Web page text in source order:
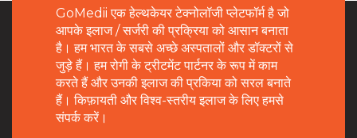
GoMedii एक हेल्थकेयर टेक्नोलॉजी प्लेटफॉर्म है जो
आपके इलाज / सर्जरी की प्रक्रिया को आसान बनाता
है। हम भारत के सबसे अच्छे अस्पतालों और डॉक्टरों से
जुड़े हैं। हम रोगी के ट्रीटमेंट पार्टनर के रूप में काम
करते हैं और उनकी इलाज की प्रकिया को सरल बनाते
हैं। किफ़ायती और विश्व-स्तरीय इलाज के लिए हमसे
संपर्क करें।